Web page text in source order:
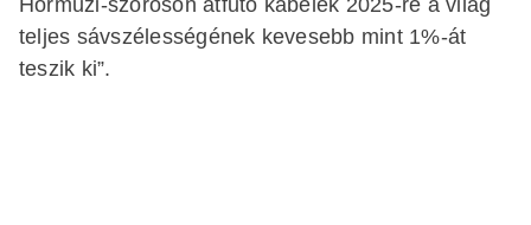
teljes sávszélességének kevesebb mint 1%-át
teszik ki”.